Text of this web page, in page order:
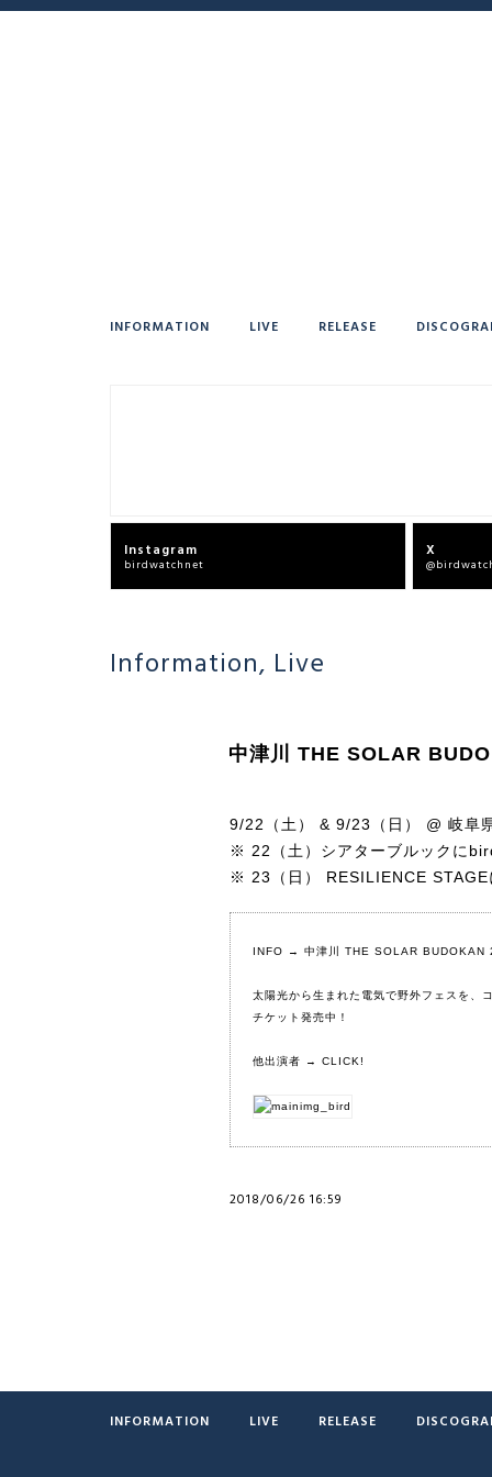
INFORMATION LIVE RELEASE
Instagram
birdwatchnet
X
Information, Live
中津川 THE SOLAR
9/22（土） & 9/23（日） @ 岐阜
※ 22（土）シアターブルックに
※ 23（日） RESILIENCE
INFO → 中津川 THE SOLAR BUDOKAN
太陽光から生まれた電気で野外フェスを、
チケット発売中！
他出演者 → CLICK!
2018/06/26 16:59
INFORMATION LIVE RELEASE